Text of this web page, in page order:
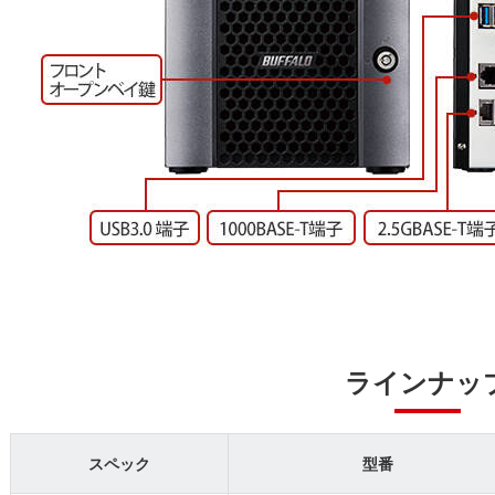
ラインナッ
スペック 型番